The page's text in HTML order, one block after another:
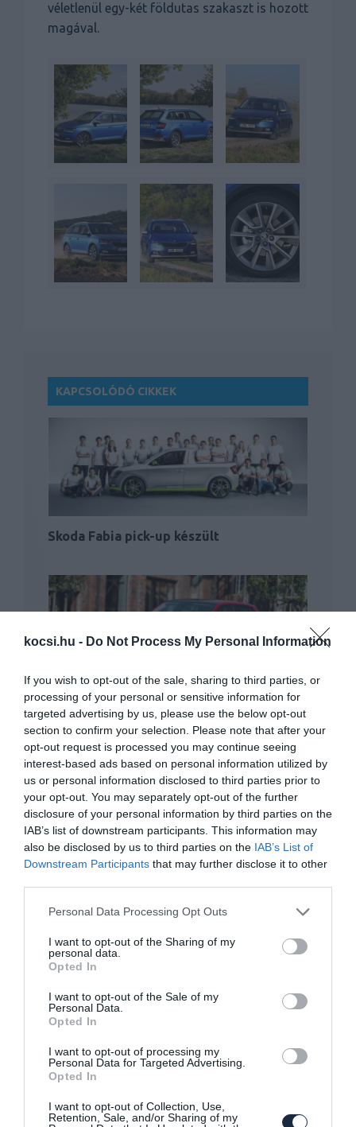
kocsi.hu - Do Not Process My Personal Information
If you wish to opt-out of the sale, sharing to third parties, or
processing of your personal or sensitive information for
targeted advertising by us, please use the below opt-out
section to confirm your selection. Please note that after your
opt-out request is processed you may continue seeing
interest-based ads based on personal information utilized by
us or personal information disclosed to third parties prior to
your opt-out. You may separately opt-out of the further
disclosure of your personal information by third parties on the
IAB’s list of downstream participants. This information may
also be disclosed by us to third parties on the IAB’s List of
Downstream Participants that may further disclose it to other
Please note that this website/app uses one or more Google
not limited to your visit or usage behaviour. You may click to
grant or deny consent to Google and its third-party tags to
use your data for below specified purposes in below Google
consent section.
Personal Data Processing Opt Outs
I want to opt-out of the Sharing of my
personal data.
Opted In
I want to opt-out of the Sale of my
Personal Data.
Opted In
I want to opt-out of processing my
Personal Data for Targeted Advertising.
Opted In
I want to opt-out of Collection, Use,
Retention, Sale, and/or Sharing of my
véletlenül egy-két földutas szakaszt is hozott
magával.
KAPCSOLÓDÓ CIKKEK
Skoda Fabia pick-up készült
Jövőre érkezik az új Skoda Fabia
Ralira megy az új Skoda Fabia
Kombi formában is kapható lesz a Skoda
Fabia…